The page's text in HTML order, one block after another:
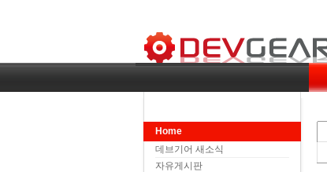
Home
데브기어 새소식
자유게시판